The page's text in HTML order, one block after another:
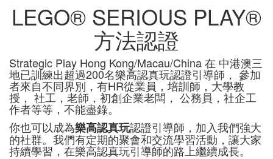
LEGO® SERIOUS PLAY®
方法認證
Strategic Play Hong Kong/Macau/China 在 中港澳三
地已訓練出超過200名樂高認真玩認證引導師， 參加
者來自不同界別，有HR從業員，培訓師，大學教
授， 社工，老師，初創企業老闆， 公務員，社企工
作者等等，不能盡錄。
你也可以成為樂高認真玩認證引導師，加入我們強大
的社群。我們有定期的聚會和交流學習活動，讓大家
持續學習，在樂高認真玩引導師的路上繼續成長。